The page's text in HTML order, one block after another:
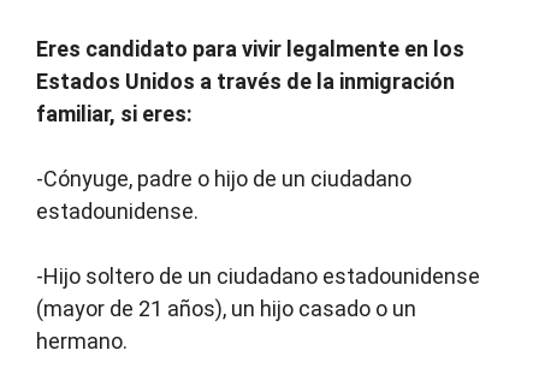
Eres candidato para vivir legalmente en los
Estados Unidos a través de la inmigración
familiar, si eres:
-Cónyuge, padre o hijo de un ciudadano
estadounidense.
-Hijo soltero de un ciudadano estadounidense
(mayor de 21 años), un hijo casado o un
hermano.